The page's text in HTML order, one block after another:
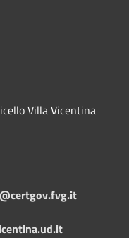
Villa Vicentina